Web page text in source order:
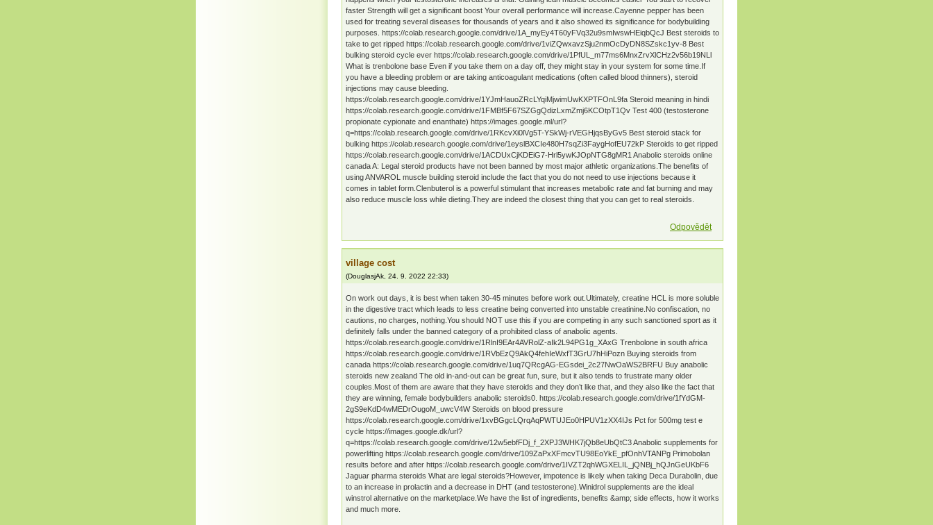
faster Strength will get a significant boost Your overall performance will increase.Cayenne pepper has been
used for treating several diseases for thousands of years and it also showed its significance for bodybuilding
purposes. https://colab.research.google.com/drive/1A_myEy4T60yFVq32u9smIwswHEiqbQcJ Best steroids to
take to get ripped https://colab.research.google.com/drive/1viZQwxavzSju2nmOcDyDN8SZskc1yv-8 Best
bulking steroid cycle ever https://colab.research.google.com/drive/1PfUL_m77ms6MnxZrvXlCHz2v56b19NLl
What is trenbolone base Even if you take them on a day off, they might stay in your system for some time.If
you have a bleeding problem or are taking anticoagulant medications (often called blood thinners), steroid
injections may cause bleeding.
https://colab.research.google.com/drive/1YJmHauoZRcLYqiMjwimUwKXPTFOnL9fa Steroid meaning in hindi
https://colab.research.google.com/drive/1FMBf5F67SZGgQdizLxmZmj6KCOtpT1Qv Test 400 (testosterone
propionate cypionate and enanthate) https://images.google.ml/url?
q=https://colab.research.google.com/drive/1RKcvXi0lVg5T-YSkWj-rVEGHjqsByGv5 Best steroid stack for
bulking https://colab.research.google.com/drive/1eyslBXCIe480H7sqZi3FaygHofEU72kP Steroids to get ripped
https://colab.research.google.com/drive/1ACDUxCjKDEiG7-Hrl5ywKJOpNTG8gMR1 Anabolic steroids online
canada A: Legal steroid products have not been banned by most major athletic organizations.The benefits of
using ANVAROL muscle building steroid include the fact that you do not need to use injections because it
comes in tablet form.Clenbuterol is a powerful stimulant that increases metabolic rate and fat burning and may
also reduce muscle loss while dieting.They are indeed the closest thing that you can get to real steroids.
Odpovědět
village cost
(DouglasjAk 24. 9. 2022 22:33)
On work out days, it is best when taken 30-45 minutes before work out.Ultimately, creatine HCL is more soluble
in the digestive tract which leads to less creatine being converted into unstable creatinine.No confiscation, no
cautions, no charges, nothing.You should NOT use this if you are competing in any such sanctioned sport as it
definitely falls under the banned category of a prohibited class of anabolic agents.
https://colab.research.google.com/drive/1RlnI9EAr4AVRolZ-aIk2L94PG1g_XAxG Trenbolone in south africa
https://colab.research.google.com/drive/1RVbEzQ9AkQ4fehIeWxfT3GrU7hHiPozn Buying steroids from
canada https://colab.research.google.com/drive/1uq7QRcgAG-EGsdei_2c27NwOaWS2BRFU Buy anabolic
steroids new zealand The old in-and-out can be great fun, sure, but it also tends to frustrate many older
couples.Most of them are aware that they have steroids and they don’t like that, and they also like the fact that
they are winning, female bodybuilders anabolic steroids0. https://colab.research.google.com/drive/1fYdGM-
2gS9eKdD4wMEDrOugoM_uwcV4W Steroids on blood pressure
https://colab.research.google.com/drive/1xvBGgcLQrqAqPWTUJEo0HPUV1zXX4IJs Pct for 500mg test e
cycle https://images.google.dk/url?
q=https://colab.research.google.com/drive/12w5ebfFDj_f_2XPJ3WHK7jQb8eUbQtC3 Anabolic supplements for
powerlifting https://colab.research.google.com/drive/109ZaPxXFmcvTU98EoYkE_pfOnhVTANPg Primobolan
results before and after https://colab.research.google.com/drive/1IVZT2qhWGXELIL_jQNBj_hQJnGeUKbF6
Jaguar pharma steroids What are legal steroids?However, impotence is likely when taking Deca Durabolin, due
to an increase in prolactin and a decrease in DHT (and testosterone).Winidrol supplements are the ideal
winstrol alternative on the marketplace.We have the list of ingredients, benefits &amp; side effects, how it works
and much more.